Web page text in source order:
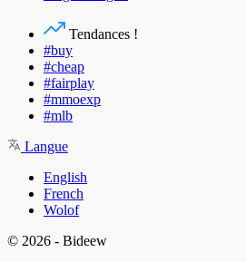
Tendances !
#buy
#cheap
#fairplay
#mmoexp
#mlb
Langue
English
French
Wolof
© 2026 - Bideew